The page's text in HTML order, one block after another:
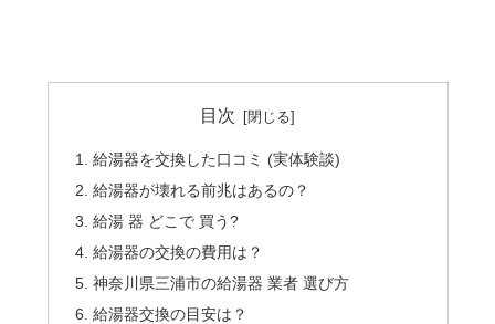
目次
給湯器を交換した口コミ (実体験談)
給湯器が壊れる前兆はあるの？
給湯 器 どこで 買う?
給湯器の交換の費用は？
神奈川県三浦市の給湯器 業者 選び方
給湯器交換の目安は？